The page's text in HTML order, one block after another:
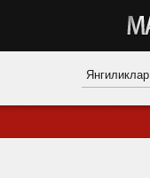
Янгиликлар